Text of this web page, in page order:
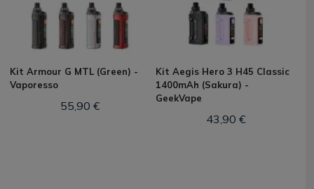
Kit Armour G MTL (Green) -
Vaporesso
55,90 €
Kit Aegis Hero 3 H45 Classic
1400mAh (Sakura) -
GeekVape
43,90 €